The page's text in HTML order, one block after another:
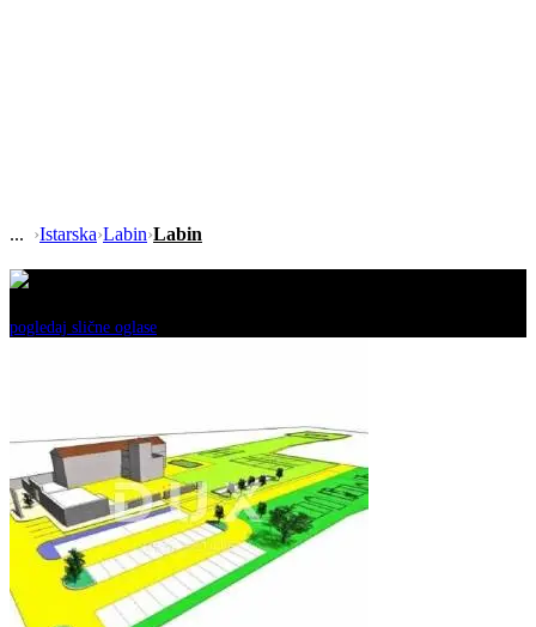
›Istarska›Labin›Labin
pogledaj slične oglase